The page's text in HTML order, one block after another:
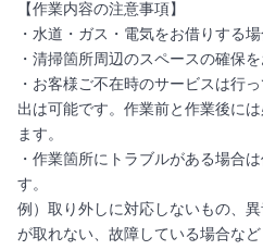
【作業内容の注意事項】
・水道・ガス・電気をお借りする場
・清掃箇所周辺のスペースの確保を
・お客様ご不在時のサービスは行
出は可能です。作業前と作業後に
ます。
・作業箇所にトラブルがある場合
す。
例）取り外しに対応しないもの、
が取れない、故障している場合など